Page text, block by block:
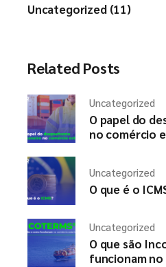
Uncategorized (11)
Related Posts
Uncategorized
O papel do
no comércio
Uncategorized
O que é o
Uncategorized
O que são
funcionam